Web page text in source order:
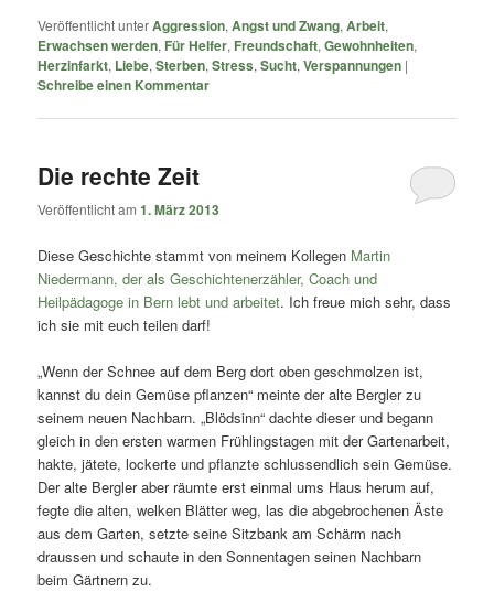
Veröffentlicht unterAggression,Angst und Zwang,Arbeit,
Erwachsen werden, Für Helfer, Freundschaft,Gewohnheiten,
Herzinfarkt, Liebe,Sterben,Stress,Sucht,Verspannungen |
Schreibe einen Kommentar
Die rechte Zeit
Veröffentlicht am1. März 2013
Diese Geschichte stammt von meinem Kollegen Martin
Niedermann, der als Geschichtenerzähler, Coach und
Heilpädagoge in Bern lebt und arbeitet. Ich freue mich sehr, dass
ich sie mit euch teilen darf!
„Wenn der Schnee auf dem Berg dort oben geschmolzen ist,
kannst du dein Gemüse pflanzen“ meinte der alte Bergler zu
seinem neuen Nachbarn. „Blödsinn“ dachte dieser und begann
gleich in den ersten warmen Frühlingstagen mit der Gartenarbeit,
hakte, jätete, lockerte und pflanzte schlussendlich sein Gemüse.
Der alte Bergler aber räumte erst einmal ums Haus herum auf,
fegte die alten, welken Blätter weg, las die abgebrochenen Äste
aus dem Garten, setzte seine Sitzbank am Schärm nach
draussen und schaute in den Sonnentagen seinen Nachbarn
beim Gärtnern zu.